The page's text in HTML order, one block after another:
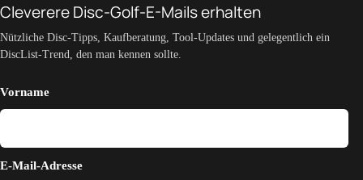
Cleverere Disc-Golf-E-Mails erhalten
Nützliche Disc-Tipps, Kaufberatung, Tool-Updates und gelegentlich ein
DiscList-Trend, den man kennen sollte.
Vorname
E-Mail-Adresse